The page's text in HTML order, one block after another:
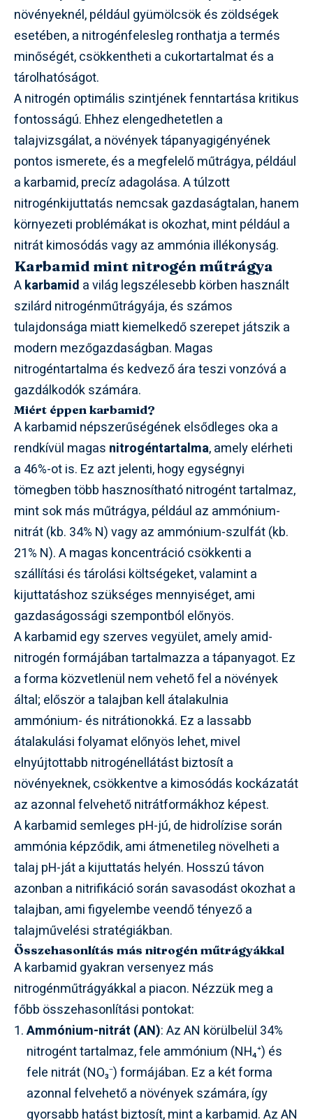
növényeknél, például gyümölcsök és zöldségek
esetében, a nitrogénfelesleg ronthatja a termés
minőségét, csökkentheti a cukortartalmat és a
tárolhatóságot.
A nitrogén optimális szintjének fenntartása kritikus
fontosságú. Ehhez elengedhetetlen a
talajvizsgálat, a növények tápanyagigényének
pontos ismerete, és a megfelelő műtrágya, például
a karbamid, precíz adagolása. A túlzott
nitrogénkijuttatás nemcsak gazdaságtalan, hanem
környezeti problémákat is okozhat, mint például a
nitrát kimosódás vagy az ammónia illékonyság.
Karbamid mint nitrogén műtrágya
Akarbamid a világ legszélesebb körben használt
szilárd nitrogénműtrágyája, és számos
tulajdonsága miatt kiemelkedő szerepet játszik a
modern mezőgazdaságban. Magas
nitrogéntartalma és kedvező ára teszi vonzóvá a
gazdálkodók számára.
Miért éppen karbamid?
A karbamid népszerűségének elsődleges oka a
rendkívül magas nitrogéntartalma, amely elérheti
a 46%-ot is. Ez azt jelenti, hogy egységnyi
tömegben több hasznosítható nitrogént tartalmaz,
mint sok más műtrágya, például az ammónium-
nitrát (kb. 34% N) vagy az ammónium-szulfát (kb.
21% N). A magas koncentráció csökkenti a
szállítási és tárolási költségeket, valamint a
kijuttatáshoz szükséges mennyiséget, ami
gazdaságossági szempontból előnyös.
A karbamid egy szerves vegyület, amely amid-
nitrogén formájában tartalmazza a tápanyagot. Ez
a forma közvetlenül nem vehető fel a növények
által; először a talajban kell átalakulnia
ammónium- és nitrátionokká. Ez a lassabb
átalakulási folyamat előnyös lehet, mivel
elnyújtottabb nitrogénellátást biztosít a
növényeknek, csökkentve a kimosódás kockázatát
az azonnal felvehető nitrátformákhoz képest.
A karbamid semleges pH-jú, de hidrolízise során
ammónia képződik, ami átmenetileg növelheti a
talaj pH-ját a kijuttatás helyén. Hosszú távon
azonban a nitrifikáció során savasodást okozhat a
talajban, ami figyelembe veendő tényező a
talajművelési stratégiákban.
Összehasonlítás más nitrogén műtrágyákkal
A karbamid gyakran versenyez más
nitrogénműtrágyákkal a piacon. Nézzük meg a
főbb összehasonlítási pontokat:
Ammónium-nitrát (AN): Az AN körülbelül 34%
nitrogént tartalmaz, fele ammónium (NH₄⁺) és
fele nitrát (NO₃⁻) formájában. Ez a két forma
azonnal felvehető a növények számára, így
gyorsabb hatást biztosít, mint a karbamid. Az AN